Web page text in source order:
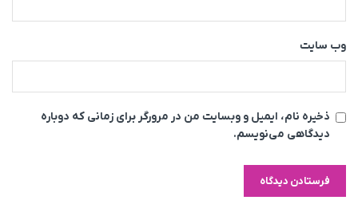
وب‌ سایت
ذخیره نام، ایمیل و وبسایت من در مرورگر برای زمانی که دوباره
دیدگاهی می‌نویسم.